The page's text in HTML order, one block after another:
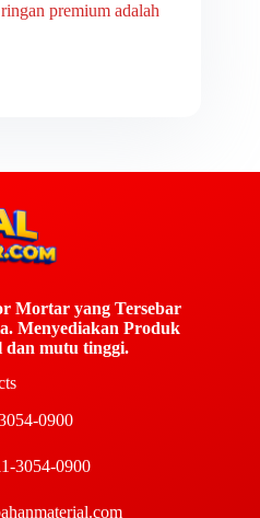
premium adalah
Mortar yang Tersebar
Menyediakan Produk
dan mutu tinggi.
0900
3054-0900